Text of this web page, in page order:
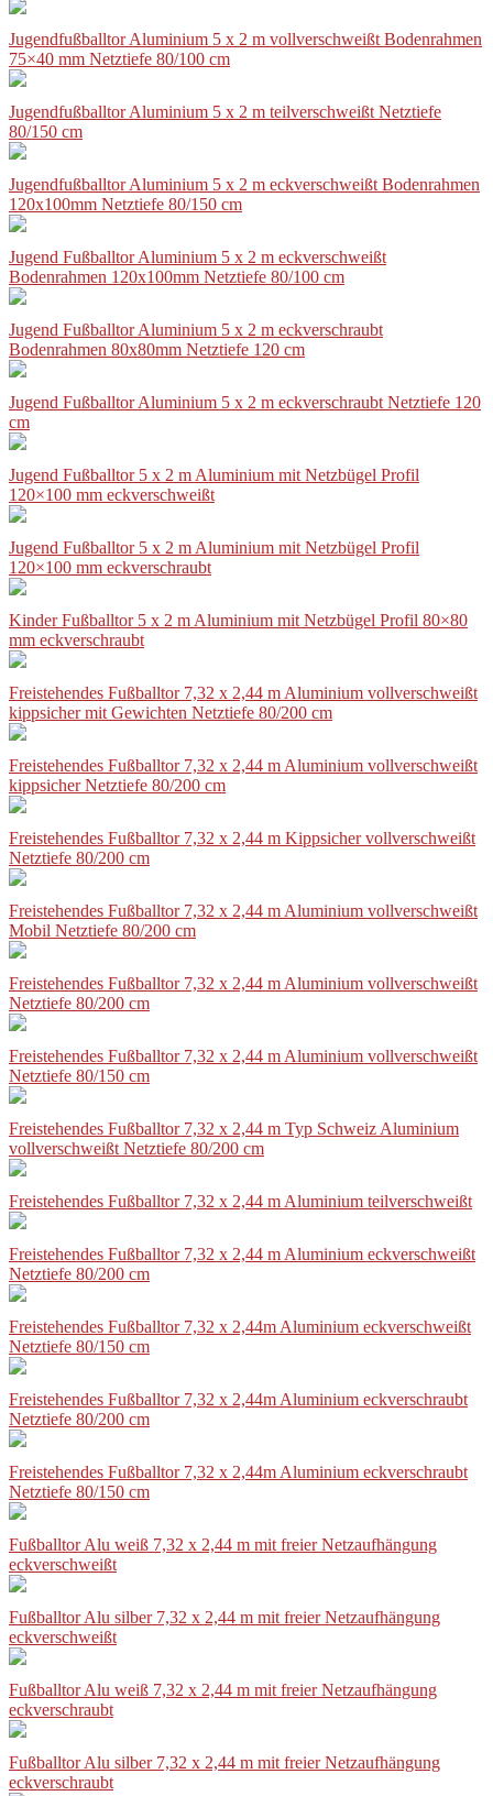
Jugendfußballtor Aluminium 5 x 2 m vollverschweißt Bodenrahmen
75×40 mm Netztiefe 80/100 cm
Jugendfußballtor Aluminium 5 x 2 m teilverschweißt Netztiefe
80/150 cm
Jugendfußballtor Aluminium 5 x 2 m eckverschweißt Bodenrahmen
120x100mm Netztiefe 80/150 cm
Jugend Fußballtor Aluminium 5 x 2 m eckverschweißt
Bodenrahmen 120x100mm Netztiefe 80/100 cm
Jugend Fußballtor Aluminium 5 x 2 m eckverschraubt
Bodenrahmen 80x80mm Netztiefe 120 cm
Jugend Fußballtor Aluminium 5 x 2 m eckverschraubt Netztiefe 120
cm
Jugend Fußballtor 5 x 2 m Aluminium mit Netzbügel Profil
120×100 mm eckverschweißt
Jugend Fußballtor 5 x 2 m Aluminium mit Netzbügel Profil
120×100 mm eckverschraubt
Kinder Fußballtor 5 x 2 m Aluminium mit Netzbügel Profil 80×80
mm eckverschraubt
Freistehendes Fußballtor 7,32 x 2,44 m Aluminium vollverschweißt
kippsicher mit Gewichten Netztiefe 80/200 cm
Freistehendes Fußballtor 7,32 x 2,44 m Aluminium vollverschweißt
kippsicher Netztiefe 80/200 cm
Freistehendes Fußballtor 7,32 x 2,44 m Kippsicher vollverschweißt
Netztiefe 80/200 cm
Freistehendes Fußballtor 7,32 x 2,44 m Aluminium vollverschweißt
Mobil Netztiefe 80/200 cm
Freistehendes Fußballtor 7,32 x 2,44 m Aluminium vollverschweißt
Netztiefe 80/200 cm
Freistehendes Fußballtor 7,32 x 2,44 m Aluminium vollverschweißt
Netztiefe 80/150 cm
Freistehendes Fußballtor 7,32 x 2,44 m Typ Schweiz Aluminium
vollverschweißt Netztiefe 80/200 cm
Freistehendes Fußballtor 7,32 x 2,44 m Aluminium teilverschweißt
Freistehendes Fußballtor 7,32 x 2,44 m Aluminium eckverschweißt
Netztiefe 80/200 cm
Freistehendes Fußballtor 7,32 x 2,44m Aluminium eckverschweißt
Netztiefe 80/150 cm
Freistehendes Fußballtor 7,32 x 2,44m Aluminium eckverschraubt
Netztiefe 80/200 cm
Freistehendes Fußballtor 7,32 x 2,44m Aluminium eckverschraubt
Netztiefe 80/150 cm
Fußballtor Alu weiß 7,32 x 2,44 m mit freier Netzaufhängung
eckverschweißt
Fußballtor Alu silber 7,32 x 2,44 m mit freier Netzaufhängung
eckverschweißt
Fußballtor Alu weiß 7,32 x 2,44 m mit freier Netzaufhängung
eckverschraubt
Fußballtor Alu silber 7,32 x 2,44 m mit freier Netzaufhängung
eckverschraubt